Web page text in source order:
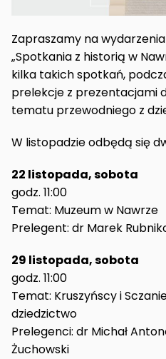
Zapraszamy na
„Spotkania z historią w
kilka takich spotkań,
prelekcje z prezentacjami
tematu przewodniego z
W listopadzie odbędą się
22 listopada, sobota
godz. 11:00
Temat: Muzeum w Nawrze
Prelegent: dr Marek
29 listopada, sobota
godz. 11:00
Temat: Kruszyńscy i
dziedzictwo
Prelegenci: dr Michał
Żuchowski